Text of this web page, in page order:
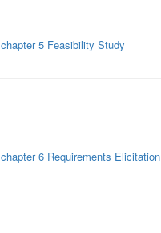
5 Feasibility Study
6 Requirements Elicitation